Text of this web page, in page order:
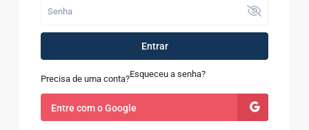
Entrar
Precisa de uma conta?Esqueceu a senha?
Entre com o Google